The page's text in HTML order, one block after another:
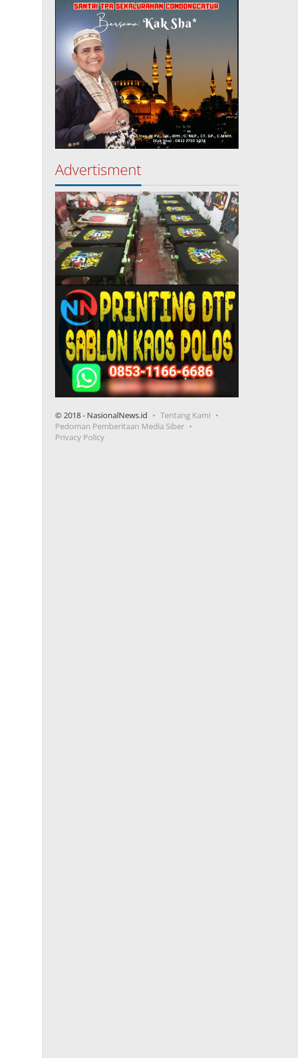
Advertisment
© 2018 - NasionalNews.id
Tentang Kami
Pedoman Pemberitaan Media Siber
Privacy Policy